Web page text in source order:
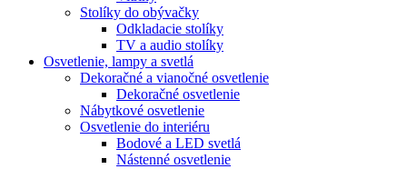
Stolíky do obývačky
Odkladacie stolíky
TV a audio stolíky
Osvetlenie, lampy a svetlá
Dekoračné a vianočné osvetlenie
Dekoračné osvetlenie
Nábytkové osvetlenie
Osvetlenie do interiéru
Bodové a LED svetlá
Nástenné osvetlenie